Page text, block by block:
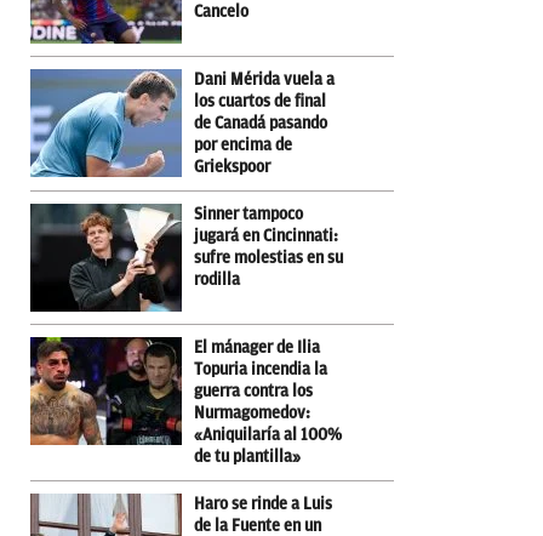
Cancelo
Dani Mérida vuela a
los cuartos de final
de Canadá pasando
por encima de
Griekspoor
Sinner tampoco
jugará en Cincinnati:
sufre molestias en su
rodilla
El mánager de Ilia
Topuria incendia la
guerra contra los
Nurmagomedov:
«Aniquilaría al 100%
de tu plantilla»
Haro se rinde a Luis
de la Fuente en un